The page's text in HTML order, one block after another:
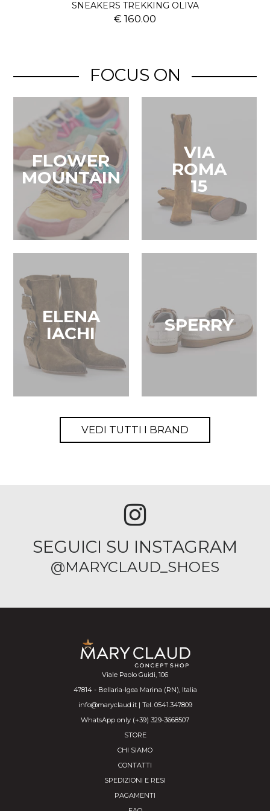
SNEAKERS TREKKING OLIVA
€ 160.00
FOCUS ON
FLOWER
MOUNTAIN
VIA
ROMA
15
ELENA
IACHI
SPERRY
VEDI TUTTI I BRAND
SEGUICI SU INSTAGRAM
@MARYCLAUD_SHOES
Viale Paolo Guidi, 106
47814 - Bellaria-Igea Marina (RN), Italia
info@maryclaud.it | Tel. 0541.347809
WhatsApp only (+39) 329-3668507
STORE
CHI SIAMO
CONTATTI
SPEDIZIONI E RESI
PAGAMENTI